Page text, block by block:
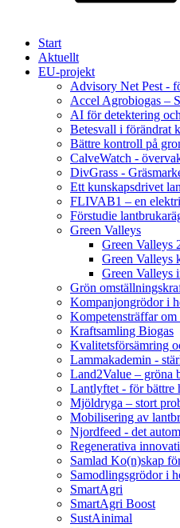
Start
Aktuellt
EU-projekt
Advisory Net Pest -
Accel Agrobiogas –
AI för detektering
Betesvall i förändrat
Bättre kontroll på
CalveWatch -
DivGrass -
Ett kunskapsdrivet
FLIVAB1 – en
Förstudie
Green Valleys
Green Valleys
Green Valleys
Green Valleys
Grön
Kompanjongrödor i
Kompetensträffar
Kraftsamling Biogas
Kvalitetsförsämring
Lammakademin -
Land2Value – gröna
Lantlyftet - för bättre
Mjöldryga – stort
Mobilisering av
Njordfeed - det
Regenerativa
Samlad Ko(n)skap
Samodlingsgrödor i
SmartAgri
SmartAgri Boost
SustAinimal